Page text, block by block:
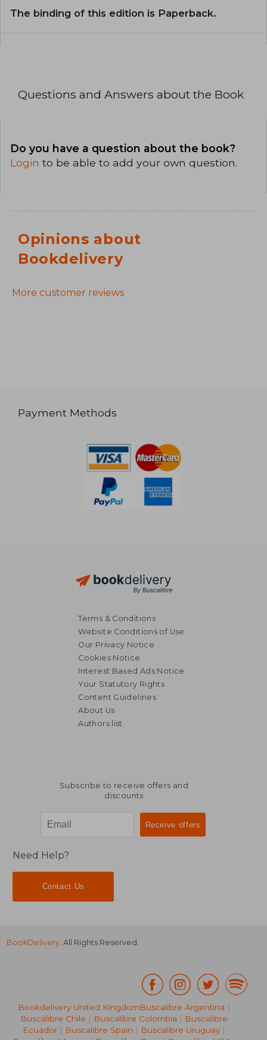
The binding of this edition is Paperback.
Questions and Answers about the Book
Do you have a question about the book?
Login to be able to add your own question.
Opinions about
Bookdelivery
More customer reviews
Payment Methods
Terms & Conditions
Website Conditions of Use
Our Privacy Notice
Cookies Notice
Interest Based Ads Notice
Your Statutory Rights
Content Guidelines
About Us
Authors list
Subscribe to receive offers and
discounts
Need Help?
Contact Us
BookDelivery . All Rights Reserved.
Bookdelivery United KingdomBuscalibre Argentina |
Buscalibre Chile | Buscalibre Colombia | Buscalibre
Ecuador | Buscalibre Spain | Buscalibre Uruguay |